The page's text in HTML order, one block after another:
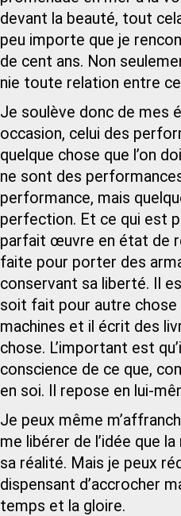
devant la beauté, tout
peu importe que je
de cent ans. Non
nie toute relation entre
Je soulève donc de mes
occasion, celui des
quelque chose que l’on
ne sont des
performance, mais
perfection. Et ce qui est
parfait œuvre en état de
faite pour porter des
conservant sa liberté. Il
soit fait pour autre chose
machines et il écrit des
chose. L’important est
conscience de ce que,
en soi. Il repose en lui-
Je peux même
me libérer de l’idée que
sa réalité. Mais je peux
dispensant d’accrocher
temps et la gloire.